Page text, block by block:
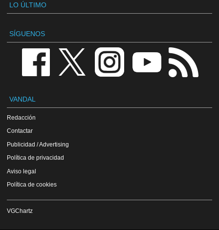
LO ÚLTIMO
SÍGUENOS
VANDAL
Redacción
Contactar
Publicidad / Advertising
Política de privacidad
Aviso legal
Política de cookies
VGChartz